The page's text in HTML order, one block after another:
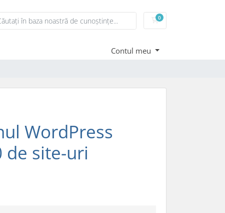
0Coș de cumpărături
Contul meu
WordPress
de site-uri